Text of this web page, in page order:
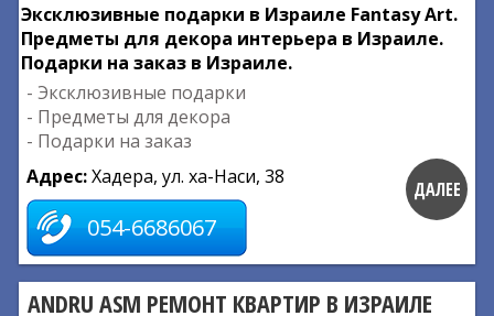
Эксклюзивные подарки в Израиле Fantasy Art.
Предметы для декора интерьера в Израиле.
Подарки на заказ в Израиле.
- Эксклюзивные подарки
- Предметы для декора
- Подарки на заказ
Адрес:Хадера, ул. ха-Наси, 38
054-6686067
ДАЛЕЕ
ANDRU ASM РЕМОНТ КВАРТИР В ИЗРАИЛЕ